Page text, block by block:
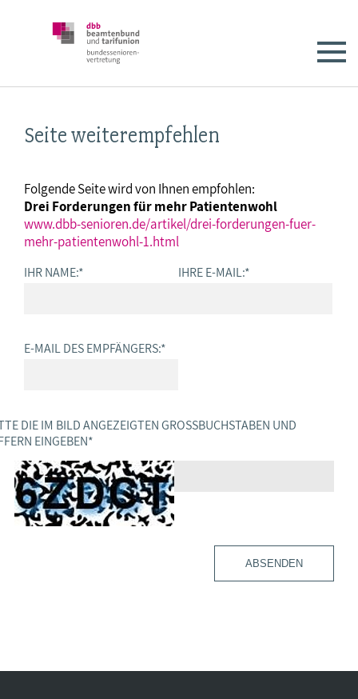
Seite weiterempfehlen
Folgende Seite wird von Ihnen empfohlen:
Drei Forderungen für mehr Patientenwohl
www.dbb-senioren.de/artikel/drei-forderungen-fuer-
mehr-patientenwohl-1.html
IHR NAME:* IHRE E-MAIL:*
E-MAIL DES EMPFÄNGERS:*
DIE IM BILD ANGEZEIGTEN GROSSBUCHSTABEN UND Z
EINGEBEN *
ABSENDEN